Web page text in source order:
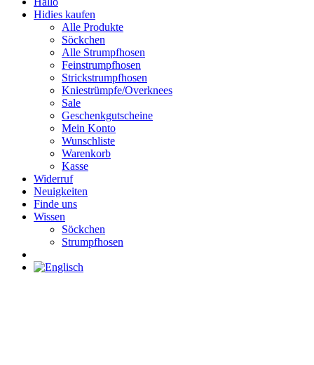
Hidies kaufen
Alle Produkte
Söckchen
Alle Strumpfhosen
Feinstrumpfhosen
Strickstrumpfhosen
Kniestrümpfe/Overknees
Sale
Geschenkgutscheine
Mein Konto
Wunschliste
Warenkorb
Kasse
Widerruf
Neuigkeiten
Finde uns
Wissen
Söckchen
Strumpfhosen